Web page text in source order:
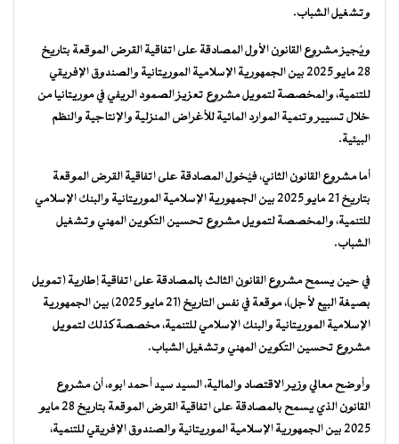
وتشغيل الشباب.
ويُجيز مشروع القانون الأول المصادقة على اتفاقية القرض الموقعة بتاريخ
28 مايو 2025 بين الجمهورية الإسلامية الموريتانية والصندوق الإفريقي
للتنمية، والمخصصة لتمويل مشروع تعزيز الصمود الريفي في موريتانيا من
خلال تسيير وتنمية الموارد المائية للأغراض المنزلية والإنتاجية والنظم
البيئية.
أما مشروع القانون الثاني، فيُخول المصادقة على اتفاقية القرض الموقعة
بتاريخ 21 مايو 2025 بين الجمهورية الإسلامية الموريتانية والبنك الإسلامي
للتنمية، والمخصصة لتمويل مشروع تحسين التكوين المهني وتشغيل
الشباب.
في حين يسمح مشروع القانون الثالث بالمصادقة على اتفاقية إطارية (تمويل
بصيغة البيع لأجل)، موقعة في نفس التاريخ (21 مايو 2025) بين الجمهورية
الإسلامية الموريتانية والبنك الإسلامي للتنمية، مخصصة كذلك لتمويل
مشروع تحسين التكوين المهني وتشغيل الشباب.
وأوضح معالي وزير الاقتصاد والمالية، السيد سيد أحمد ابوه، أن مشروع
القانون الذي يسمح بالمصادقة على اتفاقية القرض الموقعة بتاريخ 28 مايو
2025 بين الجمهورية الإسلامية الموريتانية والصندوق الإفريقي للتنمية،